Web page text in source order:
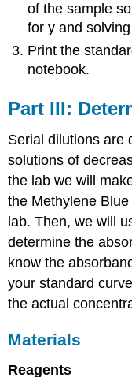
of the sample
for y and
Print the
notebook.
Part III:
Serial dilutions are
solutions of
the lab we will
the Methylene
lab. Then, we will
determine the
know the
your standard
the actual
Materials
Reagents